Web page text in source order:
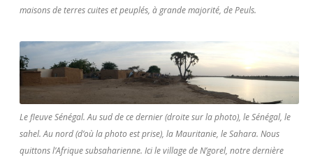
maisons de terres cuites et peuplés, à grande majorité, de Peuls.
Le fleuve Sénégal. Au sud de ce dernier (droite sur la photo), le Sénégal, le
sahel. Au nord (d’où la photo est prise), la Mauritanie, le Sahara. Nous
quittons l’Afrique subsaharienne. Ici le village de N’gorel, notre dernière